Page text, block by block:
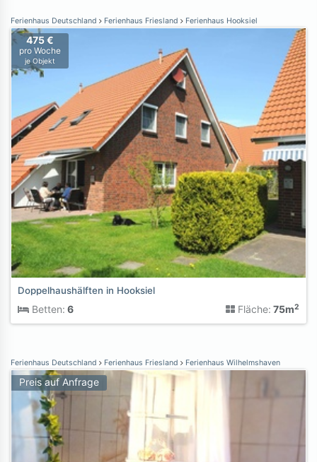
Ferienhaus Deutschland Ferienhaus Friesland Ferienhaus Hooksiel
475 €
pro Woche
je Objekt
Doppelhaushälften in Hooksiel
Betten: 6 Fläche: 75m2
Ferienhaus Deutschland Ferienhaus Friesland Ferienhaus Wilhelmshaven
Preis auf Anfrage